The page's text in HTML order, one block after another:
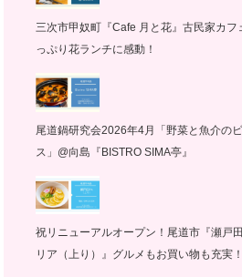
三次市甲奴町『Cafe 月と花』古民家カフ
っぷり花ランチに感動！
尾道鍋研究会2026年4月「野菜と魚介の
ス」@向島『BISTRO SIMA亭』
祝リニューアルオープン！尾道市『瀬戸
リア（上り）』グルメもお買い物も充実！